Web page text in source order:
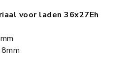
voor laden 36x27Eh